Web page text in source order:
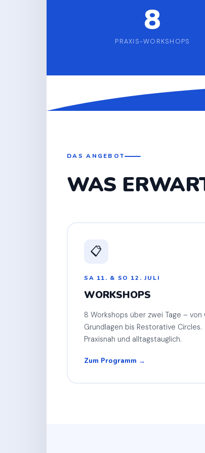
8
PRAXIS-WORKSHOPS
DAS ANGEBOT
WAS
📋
SA 11. & SO 12. JULI
WORKSHOPS
8 Workshops über zwei Tage – von
Grundlagen bis Restorative Circles.
Praxisnah und alltagstauglich.
Zum Programm →